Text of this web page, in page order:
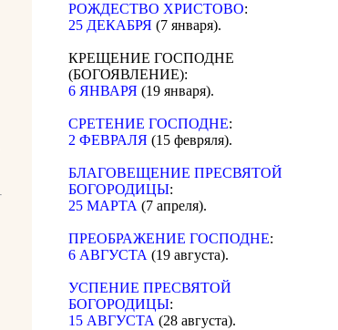
РОЖДЕСТВО ХРИСТОВО:
25 ДЕКАБРЯ (7 января).
КРЕЩЕНИЕ ГОСПОДНЕ
(БОГОЯВЛЕНИЕ):
6 ЯНВАРЯ (19 января).
СРЕТЕНИЕ ГОСПОДНЕ:
2 ФЕВРАЛЯ (15 февряля).
БЛАГОВЕЩЕНИЕ ПРЕСВЯТОЙ
БОГОРОДИЦЫ:
25 МАРТА (7 апреля).
ПРЕОБРАЖЕНИЕ ГОСПОДНЕ:
6 АВГУСТА (19 августа).
УСПЕНИЕ ПРЕСВЯТОЙ
БОГОРОДИЦЫ:
15 АВГУСТА (28 августа).